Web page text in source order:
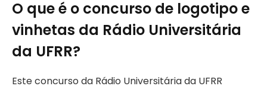
O que é o concurso de logotipo e
vinhetas da Rádio Universitária
da UFRR?
Este concurso da Rádio Universitária da UFRR